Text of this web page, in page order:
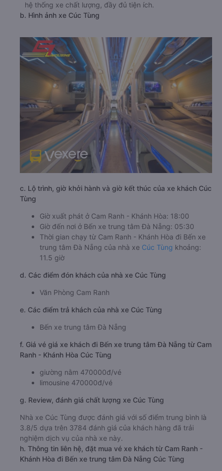
hệ thống xe chất lượng, đầy đủ tiện ích.
b. Hình ảnh xe Cúc Tùng
c. Lộ trình, giờ khởi hành và giờ kết thúc của xe khách Cúc
Tùng
Giờ xuất phát ở Cam Ranh - Khánh Hòa: 18:00
Giờ đến nơi ở Bến xe trung tâm Đà Nẵng: 05:30
Thời gian chạy từ Cam Ranh - Khánh Hòa đi Bến xe
trung tâm Đà Nẵng của nhà xe Cúc Tùng khoảng:
11.5 giờ
d. Các điểm đón khách của nhà xe Cúc Tùng
Văn Phòng Cam Ranh
e. Các điểm trả khách của nhà xe Cúc Tùng
Bến xe trung tâm Đà Nẵng
f. Giá vé giá xe khách đi Bến xe trung tâm Đà Nẵng từ Cam
Ranh - Khánh Hòa Cúc Tùng
giường nằm 470000đ/vé
limousine 470000đ/vé
g. Review, đánh giá chất lượng xe Cúc Tùng
Nhà xe Cúc Tùng được đánh giá với số điểm trung bình là
3.8/5 dựa trên 3784 đánh giá của khách hàng đã trải
nghiệm dịch vụ của nhà xe này.
h. Thông tin liên hệ, đặt mua vé xe khách từ Cam Ranh -
Khánh Hòa đi Bến xe trung tâm Đà Nẵng Cúc Tùng